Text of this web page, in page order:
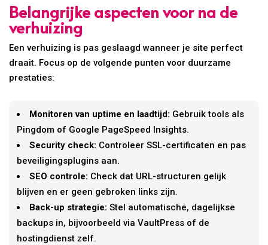
Belangrijke aspecten voor na de
verhuizing
Een verhuizing is pas geslaagd wanneer je site perfect
draait. Focus op de volgende punten voor duurzame
prestaties:
Monitoren van uptime en laadtijd: Gebruik tools als
Pingdom of Google PageSpeed Insights.
Security check: Controleer SSL-certificaten en pas
beveiligingsplugins aan.
SEO controle: Check dat URL-structuren gelijk
blijven en er geen gebroken links zijn.
Back-up strategie: Stel automatische, dagelijkse
backups in, bijvoorbeeld via VaultPress of de
hostingdienst zelf.